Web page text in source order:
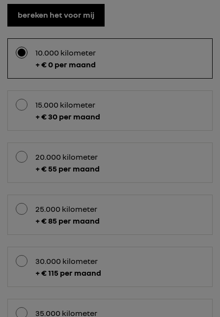
bereken het voor mij
10.000 kilometer
+ € 0 per maand
15.000 kilometer
+ € 30 per maand
20.000 kilometer
+ € 55 per maand
25.000 kilometer
+ € 85 per maand
30.000 kilometer
+ € 115 per maand
35.000 kilometer